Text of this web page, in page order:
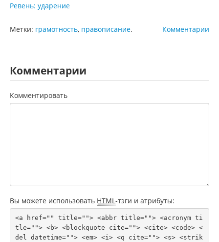
Ревень: ударение
Комментарии
Метки: грамотность, правописание.
Комментарии
Комментировать
Вы можете использовать HTML -тэги и атрибуты:
<a href="" title=""> <abbr title=""> <acronym ti
tle=""> <b> <blockquote cite=""> <cite> <code> <
del datetime=""> <em> <i> <q cite=""> <s> <strik